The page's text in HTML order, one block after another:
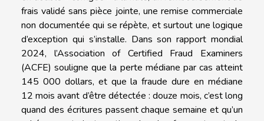
frais validé sans pièce jointe, une remise commerciale
non documentée qui se répète, et surtout une logique
d’exception qui s’installe. Dans son rapport mondial
2024, l’Association of Certified Fraud Examiners
(ACFE) souligne que la perte médiane par cas atteint
145 000 dollars, et que la fraude dure en médiane
12 mois avant d’être détectée : douze mois, c’est long
quand des écritures passent chaque semaine et qu’un